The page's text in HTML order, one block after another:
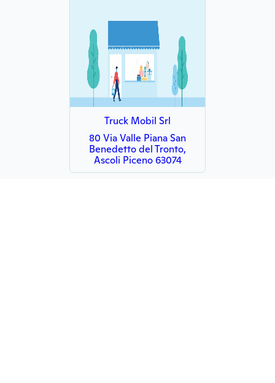
Truck Mobil Srl
80 Via Valle Piana San
Benedetto del Tronto,
Ascoli Piceno 63074